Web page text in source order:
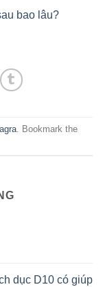
bao lâu?
. Bookmark the
dục D10 có giúp